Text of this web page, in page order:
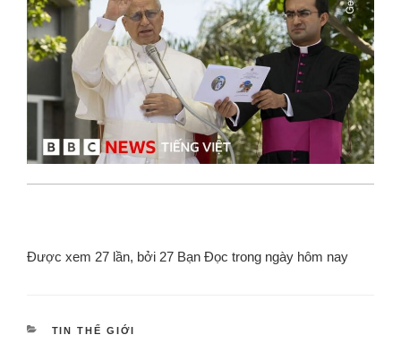
Được xem 27 lần, bởi 27 Bạn Đọc trong ngày hôm nay
TIN THẾ GIỚI